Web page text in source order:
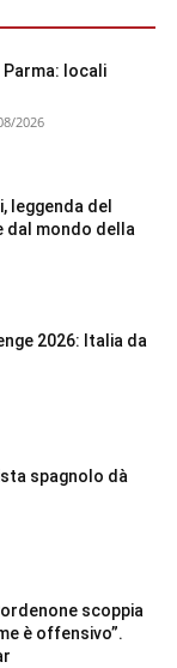
locali
2026
leggenda del
dal mondo della
2026: Italia da
spagnolo dà
scoppia
è offensivo”.